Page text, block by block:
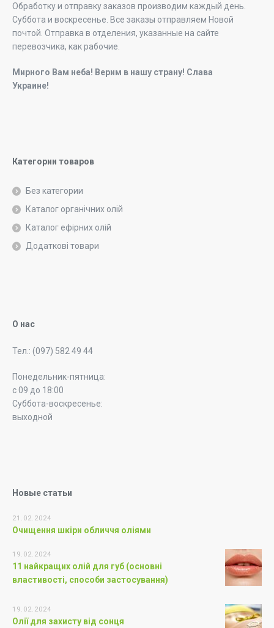
Обработку и отправку заказов производим каждый день.
Суббота и воскресенье. Все заказы отправляем Новой
почтой. Отправка в отделения, указанные на сайте
перевозчика, как рабочие.
Мирного Вам неба! Верим в нашу страну! Слава
Украине!
Категории товаров
Без категории
Каталог органічних олій
Каталог ефірних олій
Додаткові товари
О нас
Тел.: (097) 582 49 44
Понедельник-пятница:
с 09 до 18:00
Суббота-воскресенье:
выходной
Новые статьи
21.02.2024
Очищення шкіри обличчя оліями
19.02.2024
11 найкращих олій для губ (основні
властивості, способи застосування)
19.02.2024
Олії для захисту від сонця